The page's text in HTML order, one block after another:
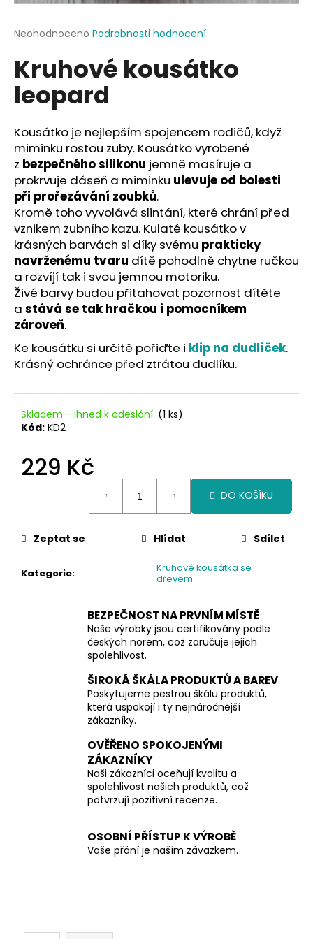
Průměrné
produktu
je
0,0
hvězdiček.
Neohodnoceno Podrobnosti hodnocení
Kruhové kousátko
leopard
Kousátko je nejlepším spojencem rodičů, když
miminku rostou zuby. Kousátko vyrobené
z bezpečného silikonu jemně masíruje a
prokrvuje dáseň a miminku ulevuje od bolesti
při prořezávání zoubků.
Kromě toho vyvolává slintání, které chrání před
vznikem zubního kazu. Kulaté kousátko v
krásných barvách si díky svému prakticky
navrženému tvaru dítě pohodlně chytne ručkou
a rozvíjí tak i svou jemnou motoriku.
Živé barvy budou přitahovat pozornost dítěte
a stává se tak hračkou i pomocníkem
zároveň.
Ke kousátku si určitě pořiďte i klip na dudlíček.
Krásný ochránce před ztrátou dudlíku.
Skladem - ihned k odeslání (1 ks)
Kód: KD2
229 Kč
DO KOŠÍKU
Kategorie:
Kruhové kousátka se
dřevem
Zeptat se Hlídat Sdílet
BEZPEČNOST NA PRVNÍM MÍSTĚ
Naše výrobky jsou certifikovány podle
českých norem, což zaručuje jejich
spolehlivost.
ŠIROKÁ ŠKÁLA PRODUKTŮ A BAREV
Poskytujeme pestrou škálu produktů,
která uspokojí i ty nejnáročnější
zákazníky.
OVĚŘENO SPOKOJENÝMI
ZÁKAZNÍKY
Naši zákazníci oceňují kvalitu a
spolehlivost našich produktů, což
potvrzují pozitivní recenze.
OSOBNÍ PŘÍSTUP K VÝROBĚ
Vaše přání je naším závazkem.
j
t
?
HLEDAT
D
o
p
o
r
u
č
u
j
e
e